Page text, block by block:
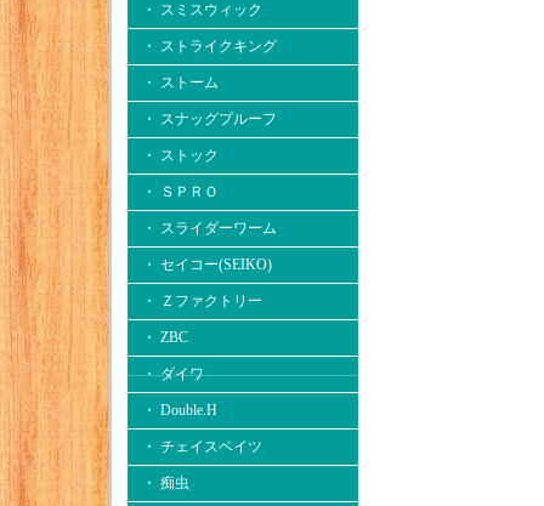
・ スミスウィック
・ ストライクキング
・ ストーム
・ スナッグプルーフ
・ ストック
・ ＳＰＲＯ
・ スライダーワーム
・ セイコー(SEIKO)
・ Ｚファクトリー
・ ZBC
・ ダイワ
・ Double.H
・ チェイスベイツ
・ 痴虫